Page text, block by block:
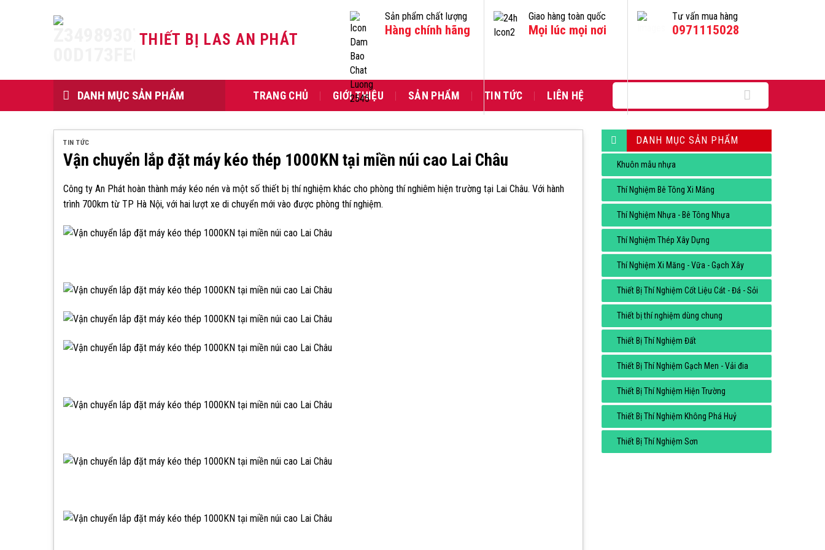
THIẾT BỊ LAS AN PHÁT
Sản phẩm chất lượng
Hàng chính hãng
Giao hàng toàn quốc
Mọi lúc mọi nơi
Tư vấn mua hàng
0971115028
DANH MỤC SẢN PHẨM TRANG CHỦ GIỚI THIỆU SẢN PHẨM TIN TỨC LIÊN HỆ
kiếm:
TIN TỨC
Vận chuyển lắp đặt máy kéo thép 1000KN tại miền núi cao Lai Châu
Công ty An Phát hoàn thành máy kéo nén và một số thiết bị thí nghiệm khác cho phòng thí nghiêm hiện trường tại Lai Châu. Với hành
trình 700km từ TP Hà Nội, với hai lượt xe di chuyển mới vào được phòng thí nghiệm.
DANH MỤC SẢN PHẨM
Khuôn mẫu nhựa
Thí Nghiệm Bê Tông Xi Măng
Thí Nghiệm Nhựa - Bê Tông Nhựa
Thí Nghiệm Thép Xây Dựng
Thí Nghiệm Xi Măng - Vữa - Gạch Xây
Thiết Bị Thí Nghiệm Cốt Liệu Cát - Đá - Sỏi
Thiết bị thí nghiệm dùng chung
Thiết Bị Thí Nghiệm Đất
Thiết Bị Thí Nghiệm Gạch Men - Vải đia
Thiết Bị Thí Nghiệm Hiện Trường
Thiết Bị Thí Nghiệm Không Phá Huỷ
Thiết Bị Thí Nghiệm Sơn